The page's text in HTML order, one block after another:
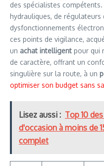
des spécialistes
hydrauliques, de régulateurs
dysfonctionnements
ces points de vigilance,
un achat intelligent pour qui
de caractère, offrant un
singulière sur la route, à un
optimiser son budget sans
Lisez aussi : Top 10
d'occasion à moins de
complet